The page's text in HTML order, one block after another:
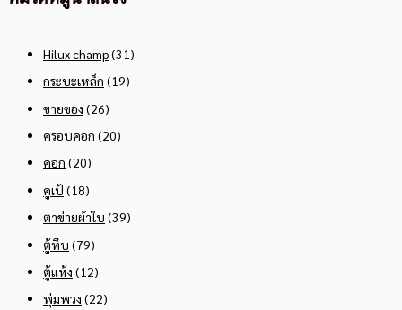
Hilux champ(31)
กระบะเหล็ก (19)
ขายของ (26)
ครอบคอก (20)
คอก (20)
คูเป้ (18)
ตาข่ายผ้าใบ (39)
ตู้ทึบ (79)
ตู้แห้ง (12)
พุ่มพวง (22)